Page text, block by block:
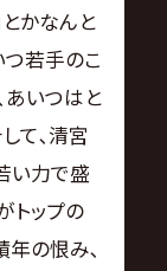
かなんと
若手のこ
あいつはと
て､清宮
い力で盛
トップの
年の恨み､